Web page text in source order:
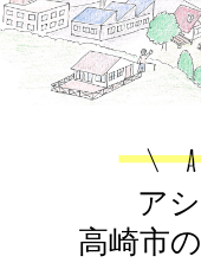
ア
高崎市